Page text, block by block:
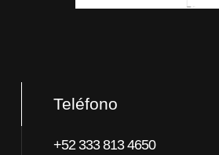
Teléfono
+52 333 813 4650